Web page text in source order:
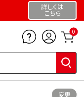
詳しくは
こちら
0
変更